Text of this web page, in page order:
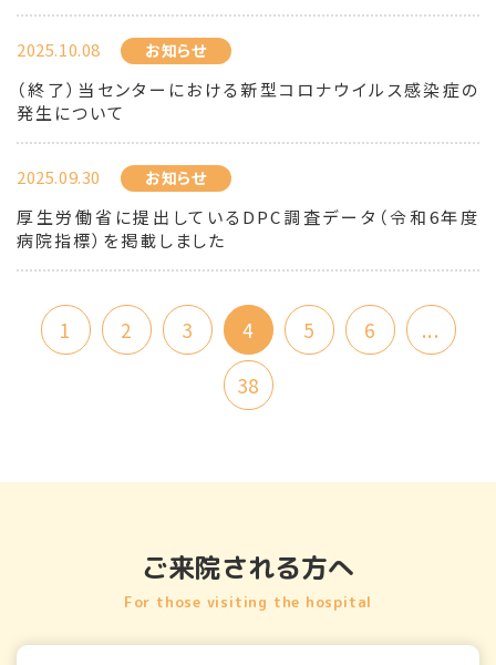
2025.10.08 お知らせ
（終了）当センターにおける新型コロナウイルス感染症の
発生について
2025.09.30 お知らせ
厚生労働省に提出しているDPC調査データ（令和6年度
病院指標）を掲載しました
1 2 3 4 5 6
...
38
ご来院される方へ
For those visiting the hospital